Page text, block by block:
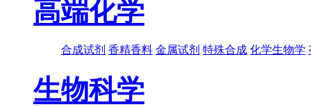
高端化学
合成试剂 香精香料 金属试剂 特殊合成 化学生物学
生物科学